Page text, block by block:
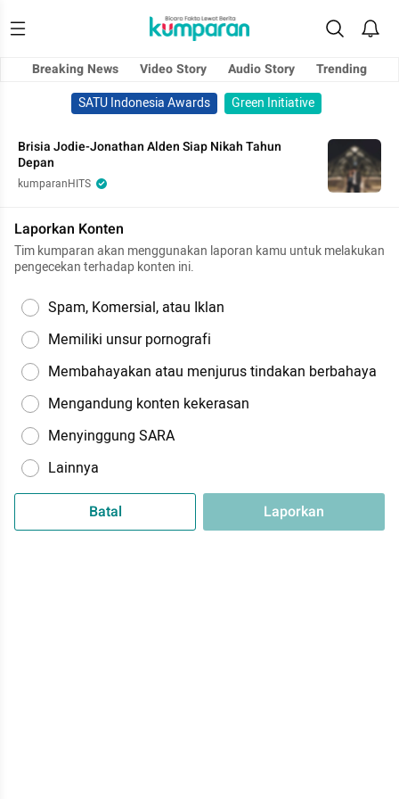
Breaking News Video Story Audio Story
Trending
SATU Indonesia Awards
Green Initiative
Brisia Jodie-Jonathan Alden Siap Nikah Tahun
Depan
kumparanHITS
Laporkan Konten
Tim kumparan akan menggunakan laporan kamu untuk melakukan
pengecekan terhadap konten ini.
Spam, Komersial, atau Iklan
Memiliki unsur pornografi
Membahayakan atau menjurus tindakan berbahaya
Mengandung konten kekerasan
Menyinggung SARA
Lainnya
Batal Laporkan